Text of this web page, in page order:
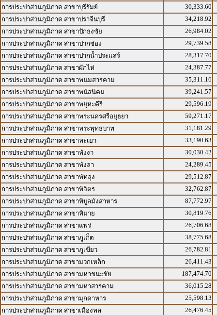
การประปาส่วนภูมิภาค สาขาบุรีรัมย์
30,333.60
การประปาส่วนภูมิภาค สาขาปราจีนบุรี
34,218.92
การประปาส่วนภูมิภาค สาขาปักธงชัย
26,984.02
การประปาส่วนภูมิภาค สาขาปากช่อง
29,739.58
การประปาส่วนภูมิภาค สาขาปากน้ำประแสร์
28,317.70
การประปาส่วนภูมิภาค สาขาผักไห่
24,387.77
การประปาส่วนภูมิภาค สาขาพนมสารคาม
35,311.16
การประปาส่วนภูมิภาค สาขาพนัสนิคม
39,241.57
การประปาส่วนภูมิภาค สาขาพยุหะคีรี
29,596.19
การประปาส่วนภูมิภาค สาขาพระนครศรีอยุธยา
59,271.17
การประปาส่วนภูมิภาค สาขาพระพุทธบาท
31,181.29
การประปาส่วนภูมิภาค สาขาพะเยา
33,190.63
การประปาส่วนภูมิภาค สาขาพังงา
30,030.42
การประปาส่วนภูมิภาค สาขาพังลา
24,289.45
การประปาส่วนภูมิภาค สาขาพัทลุง
29,512.87
การประปาส่วนภูมิภาค สาขาพิจิตร
32,762.87
การประปาส่วนภูมิภาค สาขาพิบูลมังสาหาร
87,772.97
การประปาส่วนภูมิภาค สาขาพิมาย
30,819.76
การประปาส่วนภูมิภาค สาขาแพร่
26,706.68
การประปาส่วนภูมิภาค สาขาภูเก็ต
38,775.68
การประปาส่วนภูมิภาค สาขาภูเขียว
26,782.81
การประปาส่วนภูมิภาค สาขามวกเหล็ก
26,411.43
การประปาส่วนภูมิภาค สาขามหาชนะชัย
187,474.70
การประปาส่วนภูมิภาค สาขามหาสารคาม
36,015.28
การประปาส่วนภูมิภาค สาขามุกดาหาร
25,598.13
การประปาส่วนภูมิภาค สาขาเมืองพล
26,476.45